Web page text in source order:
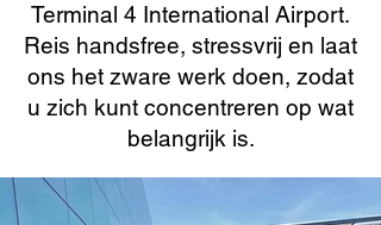
Terminal 4 International Airport.
Reis handsfree, stressvrij en laat
ons het zware werk doen, zodat
u zich kunt concentreren op wat
belangrijk is.